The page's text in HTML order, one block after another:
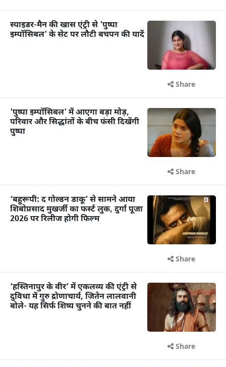
स्पाइडर-मैन की खास एंट्री से 'पुष्पा
इम्पॉसिबल' के सेट पर लौटी बचपन की यादें
Share
'पुष्पा इम्पॉसिबल' में आएगा बड़ा मोड़,
परिवार और सिद्धांतों के बीच फंसी दिखेंगी
पुष्पा
Share
‘बहुरूपी: द गोल्डन डाकू’ से सामने आया
शिबोप्रसाद मुखर्जी का फर्स्ट लुक, दुर्गा पूजा
2026 पर रिलीज होगी फिल्म
Share
‘हस्तिनापुर के वीर’ में एकलव्य की एंट्री से
दुविधा में गुरु द्रोणाचार्य, जितेन लालवानी
बोले- यह सिर्फ शिष्य चुनने की बात नहीं
Share